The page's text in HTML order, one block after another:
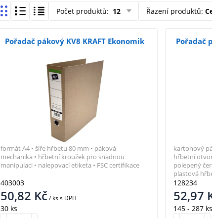
Počet produktů: 12 Řazení produktů:
Pořadač pákový KV8 KRAFT Ekonomik
403003
50,82 Kč/ kss DPH
30 ks
formát A4 • šíře hřbetu 80 mm • páková
mechanika • hřbetní kroužek pro snadnou
manipulaci • nalepovací etiketa • FSC certifikace
Pořadač
128234
52,97
145 - 287 ks
kartonový
hřbetní
polepený
plastová